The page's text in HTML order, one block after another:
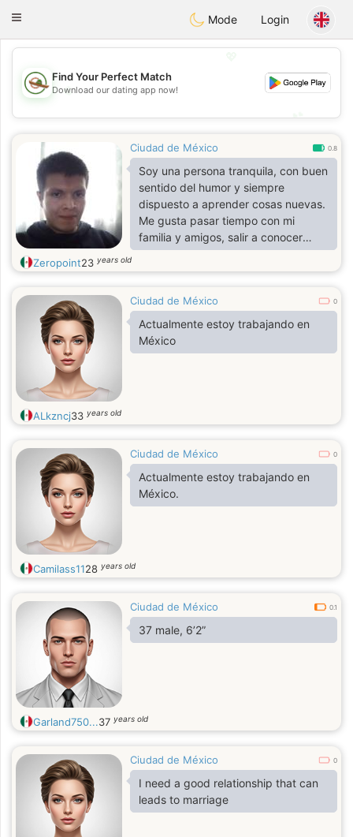
MexicoCitas
Toggle
Mode Login
💖
💕
Find Your Perfect Match
Download our dating app now!
Ciudad de México 0.8
Soy una persona tranquila, con buen
sentido del humor y siempre
dispuesto a aprender cosas nuevas.
Me gusta pasar tiempo con mi
familia y amigos, salir a conocer
lugares diferentes o simplemente
disfrutar de una buena
respeto y las personas que son
auténticas.
Zeropoint23 years old
Ciudad de México 0
Actualmente estoy trabajando en
México
ALkzncj33 years old
Ciudad de México 0
Actualmente estoy trabajando en
México.
Camilass1128 years old
Ciudad de México 0.1
37 male, 6’2”
Garland750...37 years old
Ciudad de México 0
I need a good relationship that can
leads to marriage